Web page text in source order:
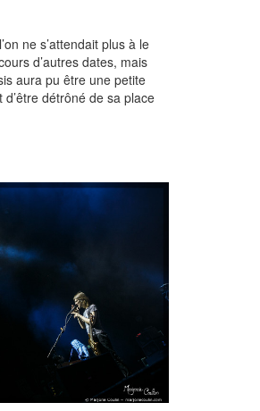
ne s’attendait plus à le
d’autres dates, mais
aura pu être une petite
détrôné de sa place